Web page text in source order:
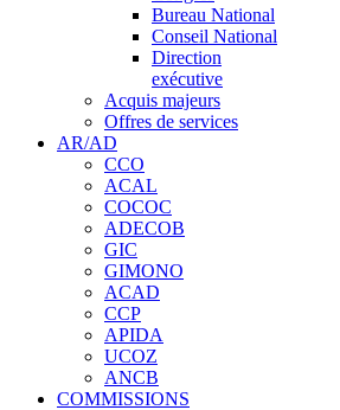
Bureau National
Conseil National
Direction
exécutive
Acquis majeurs
Offres de services
AR/AD
CCO
ACAL
COCOC
ADECOB
GIC
GIMONO
ACAD
CCP
APIDA
UCOZ
ANCB
COMMISSIONS